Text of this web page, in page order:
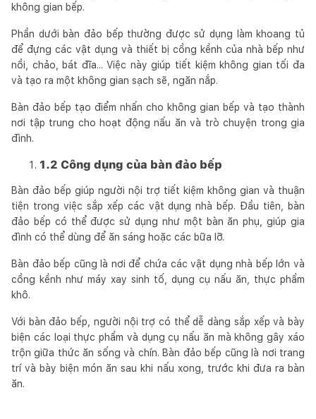
không gian bếp.
Phần dưới bàn đảo bếp thường được sử dụng làm khoang tủ
để đựng các vật dụng và thiết bị cồng kềnh của nhà bếp như
nồi, chảo, bát đĩa... Việc này giúp tiết kiệm không gian tối đa
và tạo ra một không gian sạch sẽ, ngăn nắp.
Bàn đảo bếp tạo điểm nhấn cho không gian bếp và tạo thành
nơi tập trung cho hoạt động nấu ăn và trò chuyện trong gia
đình.
1.2 Công dụng của bàn đảo bếp
Bàn đảo bếp giúp người nội trợ tiết kiệm không gian và thuận
tiện trong việc sắp xếp các vật dụng nhà bếp. Đầu tiên, bàn
đảo bếp có thể được sử dụng như một bàn ăn phụ, giúp gia
đình có thể dùng để ăn sáng hoặc các bữa lỡ.
Bàn đảo bếp cũng là nơi để chứa các vật dụng nhà bếp lớn và
cồng kềnh như máy xay sinh tố, dụng cụ nấu ăn, thực phẩm
khô.
Với bàn đảo bếp, người nội trợ có thể dễ dàng sắp xếp và bày
biện các loại thực phẩm và dụng cụ nấu ăn mà không gây xáo
trộn giữa thức ăn sống và chín. Bàn đảo bếp cũng là nơi trang
trí và bày biện món ăn sau khi nấu xong, trước khi đưa ra bàn
ăn.